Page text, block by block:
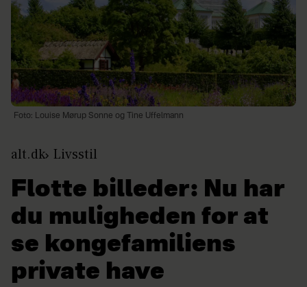
Foto: Louise Mørup Sonne og Tine Uffelmann
alt.dk Livsstil
Flotte billeder: Nu har
du muligheden for at
se kongefamiliens
private have